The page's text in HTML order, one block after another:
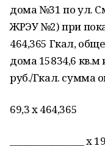
дома №31 по ул.
ЖРЭУ №2) при
464,365 Гкал,
дома 15834,6 кв.м
руб./Гкал. сумма
69,3 х 464,365
________________